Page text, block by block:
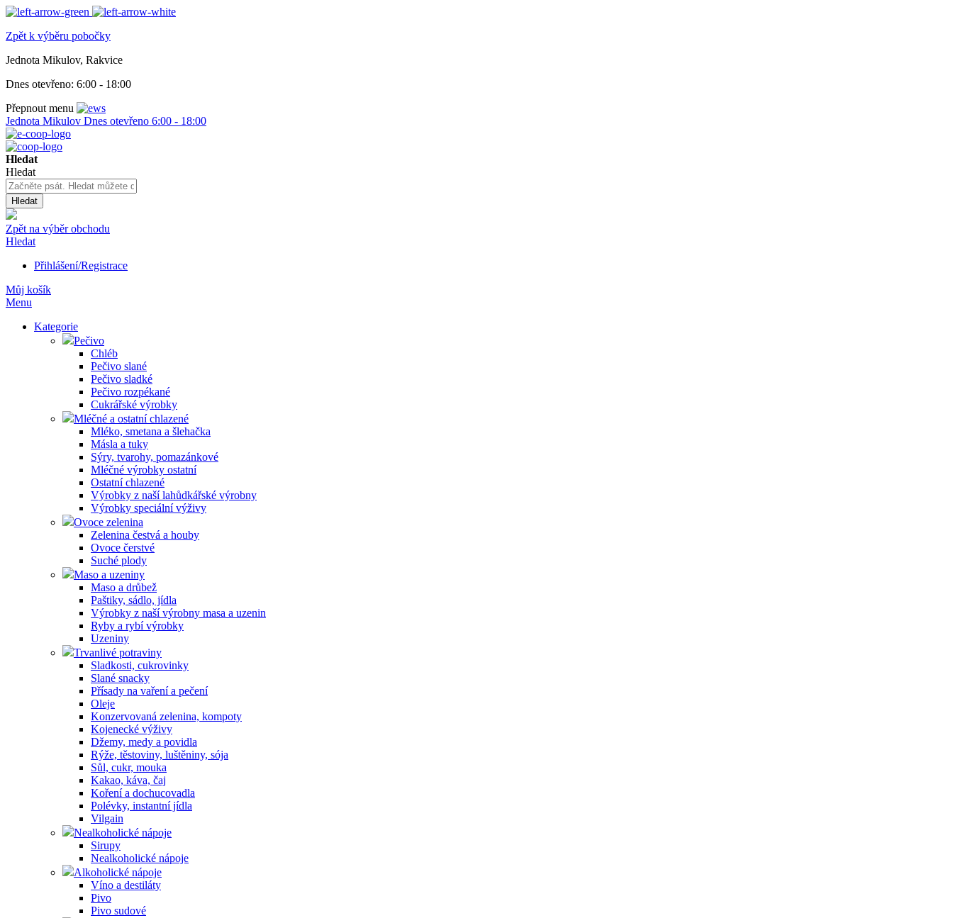
Zpět k výběru pobočky
Jednota Mikulov, Rakvice
Dnes otevřeno: 6:00 - 18:00
Přepnout menu
Jednota Mikulov Dnes otevřeno 6:00 - 18:00
Hledat
Hledat
Hledat
Zpět na výběr obchodu
Hledat
Přihlášení/Registrace
Můj košík
Menu
Kategorie
Pečivo
Chléb
Pečivo slané
Pečivo sladké
Pečivo rozpékané
Cukrářské výrobky
Mléčné a ostatní chlazené
Mléko, smetana a šlehačka
Másla a tuky
Sýry, tvarohy, pomazánkové
Mléčné výrobky ostatní
Ostatní chlazené
Výrobky z naší lahůdkářské výrobny
Výrobky speciální výživy
Ovoce zelenina
Zelenina čestvá a houby
Ovoce čerstvé
Suché plody
Maso a uzeniny
Maso a drůbež
Paštiky, sádlo, jídla
Výrobky z naší výrobny masa a uzenin
Ryby a rybí výrobky
Uzeniny
Trvanlivé potraviny
Sladkosti, cukrovinky
Slané snacky
Přísady na vaření a pečení
Oleje
Konzervovaná zelenina, kompoty
Kojenecké výživy
Džemy, medy a povidla
Rýže, těstoviny, luštěniny, sója
Sůl, cukr, mouka
Kakao, káva, čaj
Koření a dochucovadla
Polévky, instantní jídla
Vilgain
Nealkoholické nápoje
Sirupy
Nealkoholické nápoje
Alkoholické nápoje
Víno a destiláty
Pivo
Pivo sudové